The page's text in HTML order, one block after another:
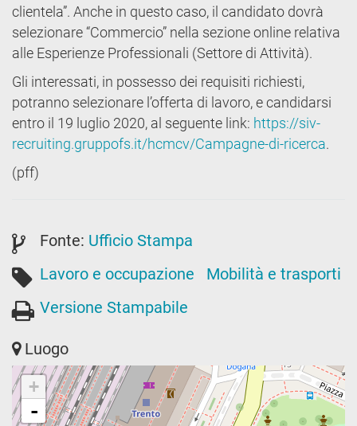
clientela”. Anche in questo caso, il candidato dovrà
selezionare “Commercio” nella sezione online relativa
alle Esperienze Professionali (Settore di Attività).
Gli interessati, in possesso dei requisiti richiesti,
potranno selezionare l’offerta di lavoro, e candidarsi
entro il 19 luglio 2020, al seguente link: https://siv-
recruiting.gruppofs.it/hcmcv/Campagne-di-ricerca.
(pff)
Fonte: Ufficio Stampa
Lavoro e occupazione
Mobilità e trasporti
Versione Stampabile
Luogo
+
-